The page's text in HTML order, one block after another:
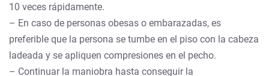
10 veces rápidamente.
– En caso de personas obesas o embarazadas, es
preferible que la persona se tumbe en el piso con la cabeza
ladeada y se apliquen compresiones en el pecho.
– Continuar la maniobra hasta conseguir la